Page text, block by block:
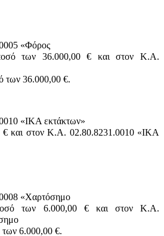
«Φόρος
των 36.000,00 € και στον Κ.Α.
των 36.000,00 €.
«ΙΚΑ εκτάκτων»
€ και στον Κ.Α. 02.80.8231.0010 «ΙΚΑ
«Χαρτόσημο
των 6.000,00 € και στον Κ.Α.
6.000,00 €.